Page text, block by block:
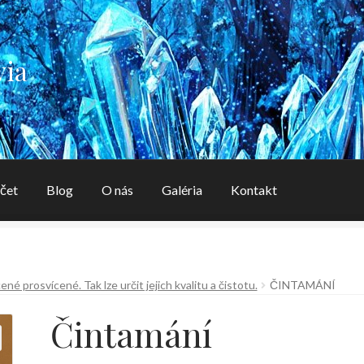
Blog O nás Galéria Kontakt
prosvícené. Tak lze určit jejich kvalitu a čistotu. ČINTAMÁNÍ
Čintamání